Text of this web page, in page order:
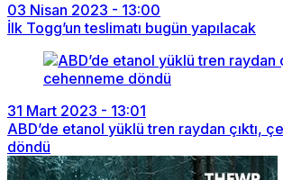
03 Nisan 2023 - 13:00
İlk Togg’un teslimatı bugün yapılacak
31 Mart 2023 - 13:01
ABD’de etanol yüklü tren raydan çıktı,
döndü